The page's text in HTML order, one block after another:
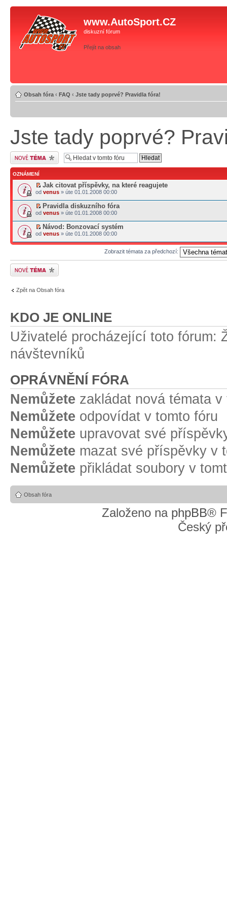
www.AutoSport.CZ
diskuzní fórum
Přejít na obsah
Obsah fóra ‹ FAQ ‹ Jste tady poprvé? Pravidla fóra!
Jste tady poprvé?
Odeslat nové téma
OZNÁMENÍ
Jak citovat příspěvky, na které reagujete
od venus » úte 01.01.2008 00:00
Pravidla diskuzního fóra
od venus » úte 01.01.2008 00:00
Návod: Bonzovací systém
od venus » úte 01.01.2008 00:00
Zobrazit témata za předchozí:
Odeslat nové téma
Zpět na Obsah fóra
KDO JE ONLINE
Uživatelé procházející toto fórum:
návštevníků
OPRÁVNĚNÍ FÓRA
Nemůžete zakládat nová témata v
Nemůžete odpovídat v tomto fóru
Nemůžete upravovat své
Nemůžete mazat své příspěvky v
Nemůžete přikládat soubory v
Obsah fóra
Založeno na phpBB®
Český